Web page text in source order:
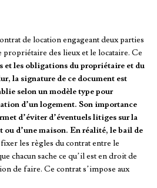
de location engageant deux parties
propriétaire des lieux et le locataire. Ce
et les obligations du propriétaire et du
la signature de ce document est
selon un modèle type pour
d’un logement. Son importance
d’éviter d’éventuels litiges sur la
ou d’une maison. En réalité, le bail de
les règles du contrat entre le
chacun sache ce qu’il est en droit de
de faire. Ce contrat s’impose aux